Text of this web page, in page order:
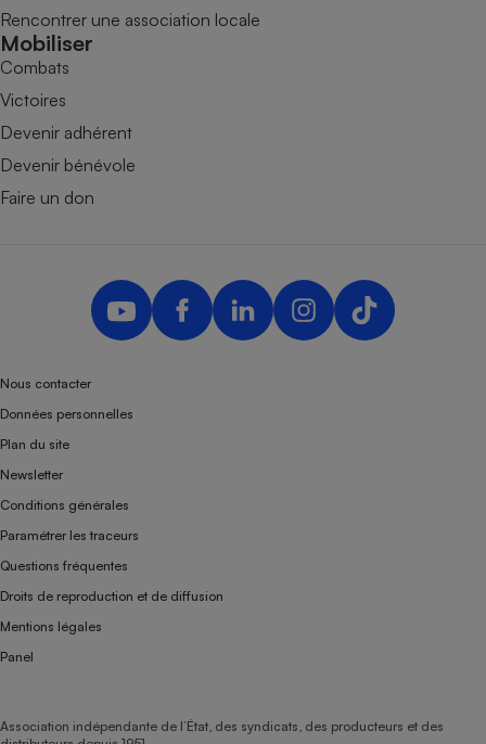
Rencontrer une association locale
Mobiliser
Combats
Victoires
Devenir adhérent
Devenir bénévole
Faire un don
Nous contacter
Données personnelles
Plan du site
Newsletter
Conditions générales
Paramétrer les traceurs
Questions fréquentes
Droits de reproduction et de diffusion
Mentions légales
Panel
Association indépendante de l’État, des syndicats, des producteurs et des